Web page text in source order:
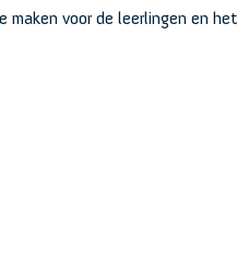
maken voor de leerlingen en